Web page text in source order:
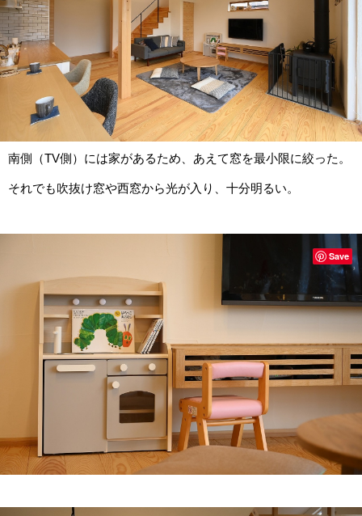
南側（TV側）には家があるため、あえて窓を最小限に絞った。
それでも吹抜け窓や西窓から光が入り、十分明るい。
Save